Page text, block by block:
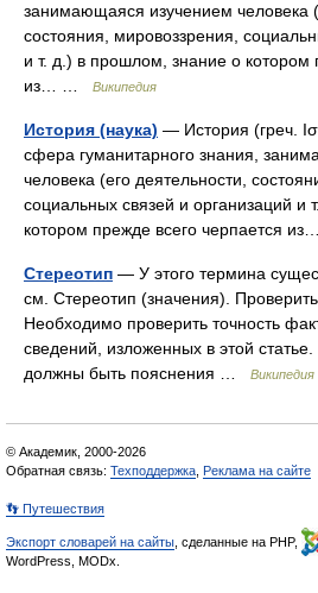
занимающаяся изучением человека
состояния, мировоззрения,
и т. д.) в прошлом, знание о котором
из… …
Википедия
История (наука) — История (греч.
сфера гуманитарного знания,
человека (его деятельности,
социальных связей и организаций и
котором прежде всего черпается
Стереотип — У этого термина
см. Стереотип (значения).
Необходимо проверить точность
сведений, изложенных в этой
должны быть пояснения …
Википедия
© Академик, 2000-2026
Обратная связь: Техподдержка Реклама на сайте
👣 Путешествия
Экспорт словарей на сайты , сделанные на PHP,
WordPress, MODx.